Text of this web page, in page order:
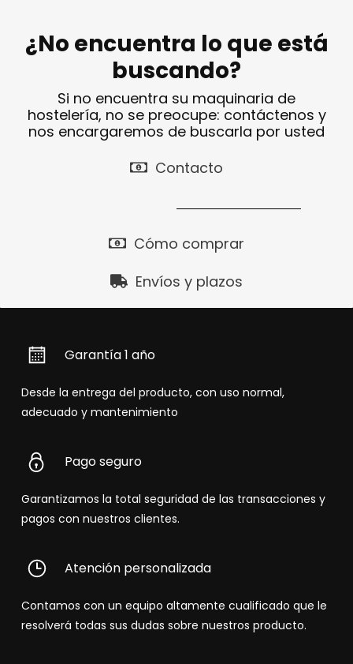
¿No encuentra lo que está
buscando?
Si no encuentra su maquinaria de
hostelería, no se preocupe: contáctenos y
nos encargaremos de buscarla por usted
Contacto
Cómo comprar
Envíos y plazos
Garantía 1 año
Desde la entrega del producto, con uso normal,
adecuado y mantenimiento
Pago seguro
Garantizamos la total seguridad de las transacciones y
pagos con nuestros clientes.
Atención personalizada
Contamos con un equipo altamente cualificado que le
resolverá todas sus dudas sobre nuestros producto.